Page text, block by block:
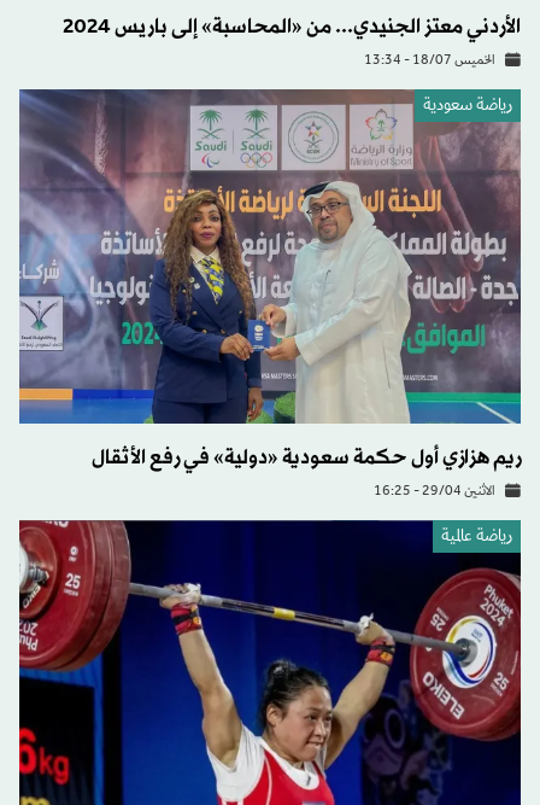
الأردني معتز الجنيدي... من «المحاسبة» إلى باريس 2024
الخميس 18/07 - 13:34
رياضة سعودية
ريم هزازي أول حكمة سعودية «دولية» في رفع الأثقال
الاثنين 29/04 - 16:25
رياضة عالمية